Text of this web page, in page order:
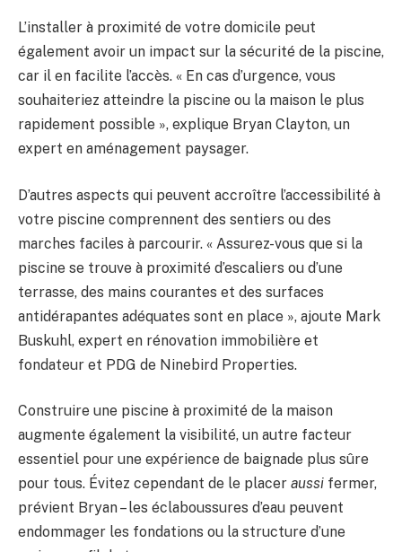
L’installer à proximité de votre domicile peut
également avoir un impact sur la sécurité de la piscine,
car il en facilite l’accès. « En cas d’urgence, vous
souhaiteriez atteindre la piscine ou la maison le plus
rapidement possible », explique Bryan Clayton, un
expert en aménagement paysager.
D’autres aspects qui peuvent accroître l’accessibilité à
votre piscine comprennent des sentiers ou des
marches faciles à parcourir. « Assurez-vous que si la
piscine se trouve à proximité d’escaliers ou d’une
terrasse, des mains courantes et des surfaces
antidérapantes adéquates sont en place », ajoute Mark
Buskuhl, expert en rénovation immobilière et
fondateur et PDG de Ninebird Properties.
Construire une piscine à proximité de la maison
augmente également la visibilité, un autre facteur
essentiel pour une expérience de baignade plus sûre
pour tous. Évitez cependant de le placer aussi fermer,
prévient Bryan – les éclaboussures d’eau peuvent
endommager les fondations ou la structure d’une